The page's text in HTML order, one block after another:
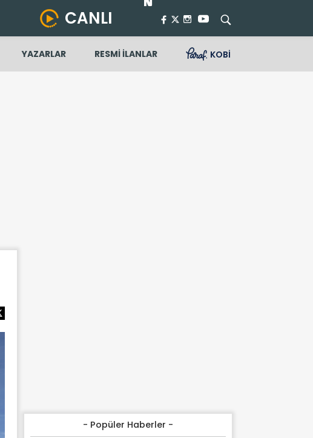
CANLI
YAZARLAR RESMİ İLANLAR KOBİ
- Popüler Haberler -